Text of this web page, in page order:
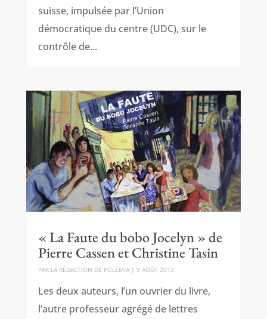
suisse, impulsée par l’Union
démocratique du centre (UDC), sur le
contrôle de...
« La Faute du bobo Jocelyn » de
Pierre Cassen et Christine Tasin
PAR LA RÉDACTION DE POLÉMIA| 9 AOÛT 2013
Les deux auteurs, l’un ouvrier du livre,
l’autre professeur agrégé de lettres